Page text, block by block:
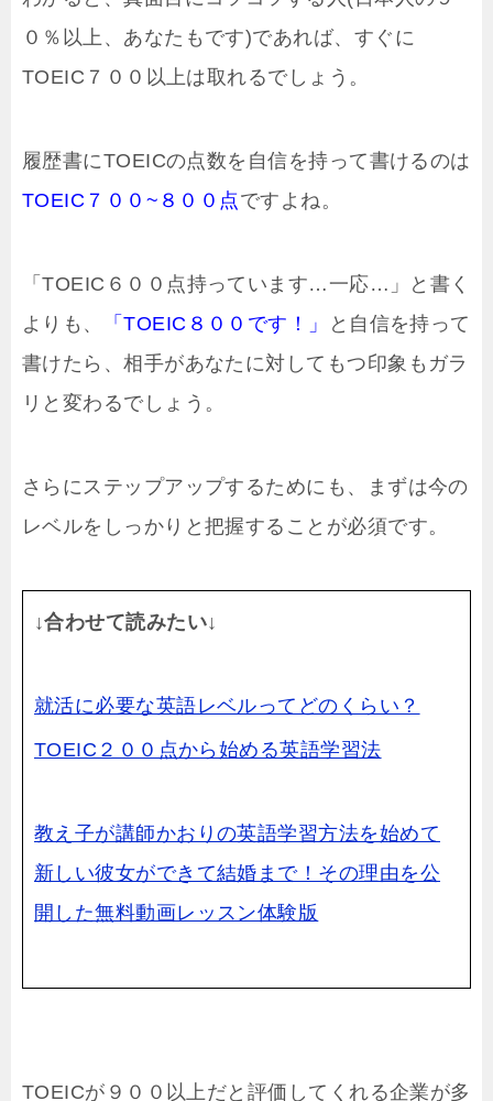
０％以上、あなたもです)であれば、すぐに
TOEIC７００以上は取れるでしょう。
履歴書にTOEICの点数を自信を持って書けるのは
TOEIC７００~８００点ですよね。
「TOEIC６００点持っています…一応…」と書く
よりも、
「TOEIC８００です！」
と自信を持って
書けたら、相手があなたに対してもつ印象もガラ
リと変わるでしょう。
さらにステップアップするためにも、まずは今の
レベルをしっかりと把握することが必須です。
↓合わせて読みたい↓
就活に必要な英語レベルってどのくらい？
TOEIC２００点から始める英語学習法
教え子が講師かおりの英語学習方法を始めて
新しい彼女ができて結婚まで！その理由を公
開した無料動画レッスン体験版
TOEICが９００以上だと評価してくれる企業が多